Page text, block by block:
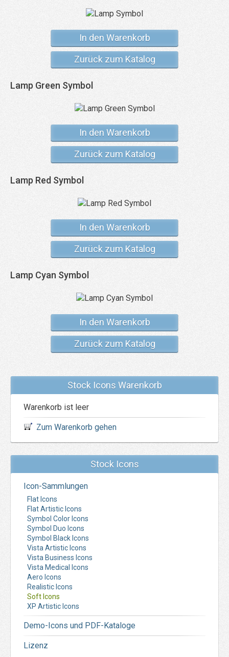
In den Warenkorb
Zurück zum Katalog
Lamp Green Symbol
In den Warenkorb
Zurück zum Katalog
Lamp Red Symbol
In den Warenkorb
Zurück zum Katalog
Lamp Cyan Symbol
In den Warenkorb
Zurück zum Katalog
Stock Icons Warenkorb
Warenkorb ist leer
Zum Warenkorb gehen
Stock Icons
Icon-Sammlungen
Flat Icons
Flat Artistic Icons
Symbol Color Icons
Symbol Duo Icons
Symbol Black Icons
Vista Artistic Icons
Vista Business Icons
Vista Medical Icons
Aero Icons
Realistic Icons
Soft Icons
XP Artistic Icons
Demo-Icons und PDF-Kataloge
Lizenz